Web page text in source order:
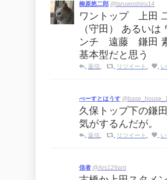
柳原悠二郎 @taruwoshiru14
ワントップ 上田
（守田） あるい
ンチ 遠藤 鎌田 素
基本型だと思う
返信 リツイート
べーすとはうす
久保トップ下の鎌
気がするんだが。
返信 リツイート
信者 @Ars129ant